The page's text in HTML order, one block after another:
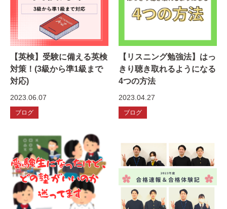
【英検】受験に備える英検
対策！(3級から準1級まで
対応)
2023.06.07
ブログ
【リスニング勉強法】はっ
きり聴き取れるようになる
4つの方法
2023.04.27
ブログ